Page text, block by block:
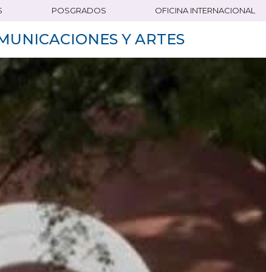
POSGRADOS OFICINA INTERNACIONAL
Y ARTES